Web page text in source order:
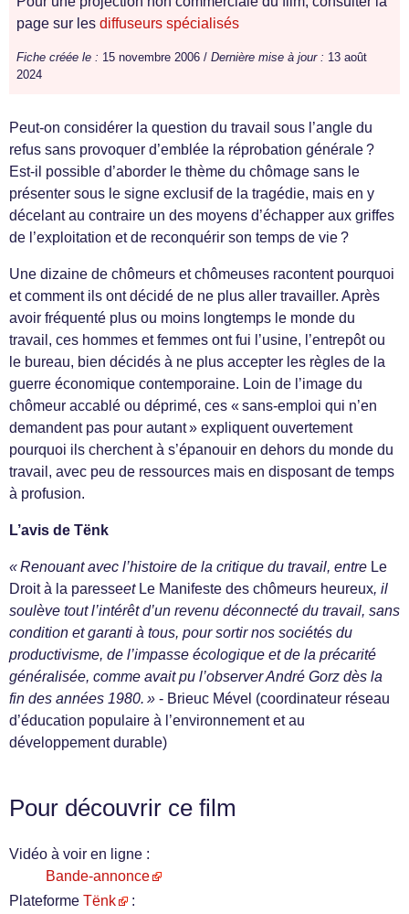
page sur les diffuseurs spécialisés
Fiche créée le : 15 novembre 2006 / Dernière mise à jour : 13 août
2024
Peut-on considérer la question du travail sous l’angle du
refus sans provoquer d’emblée la réprobation générale ?
Est-il possible d’aborder le thème du chômage sans le
présenter sous le signe exclusif de la tragédie, mais en y
décelant au contraire un des moyens d’échapper aux griffes
de l’exploitation et de reconquérir son temps de vie ?
Une dizaine de chômeurs et chômeuses racontent pourquoi
et comment ils ont décidé de ne plus aller travailler. Après
avoir fréquenté plus ou moins longtemps le monde du
travail, ces hommes et femmes ont fui l’usine, l’entrepôt ou
le bureau, bien décidés à ne plus accepter les règles de la
guerre économique contemporaine. Loin de l’image du
chômeur accablé ou déprimé, ces « sans-emploi qui n’en
demandent pas pour autant » expliquent ouvertement
pourquoi ils cherchent à s’épanouir en dehors du monde du
travail, avec peu de ressources mais en disposant de temps
à profusion.
L’avis de Tënk
« Renouant avec l’histoire de la critique du travail, entre Le
Droit à la paresseet Le Manifeste des chômeurs heureux, il
soulève tout l’intérêt d’un revenu déconnecté du travail, sans
condition et garanti à tous, pour sortir nos sociétés du
productivisme, de l’impasse écologique et de la précarité
généralisée, comme avait pu l’observer André Gorz dès la
fin des années 1980. » - Brieuc Mével (coordinateur réseau
d’éducation populaire à l’environnement et au
développement durable)
Pour découvrir ce film
Vidéo à voir en ligne :
Bande-annonce
Plateforme Tënk
: